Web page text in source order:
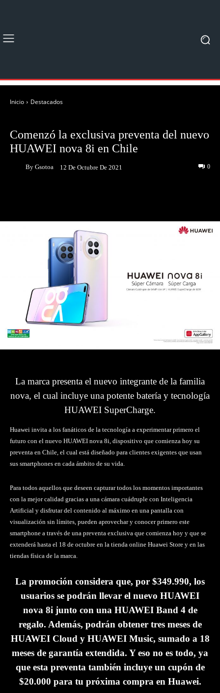
Inicio Destacados
Comenzó la exclusiva preventa del nuevo
HUAWEI nova 8i en Chile
By Gsotoa 12 De Octubre De 2021 0
La marca presenta el nuevo integrante de la familia
nova, el cual incluye una potente batería y tecnología
HUAWEI SuperCharge.
Huawei invita a los fanáticos de la tecnología a experimentar primero el
futuro con el nuevo HUAWEI nova 8i, dispositivo que comienza hoy su
preventa en Chile, el cual está diseñado para clientes exigentes que usan
sus smartphones en cada ámbito de su vida.
Para todos aquellos que deseen capturar todos los momentos importantes
con la mejor calidad gracias a una cámara cuádruple con Inteligencia
Artificial y disfrutar del contenido al máximo en una pantalla con
visualización sin límites, pueden aprovechar y conocer primero este
smartphone a través de una preventa exclusiva que comienza hoy y que se
extenderá hasta el 18 de octubre en la tienda online Huawei Store y en las
tiendas física de la marca.
La promoción considera que, por $349.990, los
usuarios se podrán llevar el nuevo HUAWEI
nova 8i junto con una HUAWEI Band 4 de
regalo. Además, podrán obtener tres meses de
HUAWEI Cloud y HUAWEI Music, sumado a 18
meses de garantía extendida. Y eso no es todo, ya
que esta preventa también incluye un cupón de
$20.000 para tu próxima compra en Huawei.